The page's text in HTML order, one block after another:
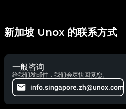
新加坡 Unox 的联系方式
一般咨询
给我们发邮件，我们会尽快回复您。
info.singapore.zh@unox.com